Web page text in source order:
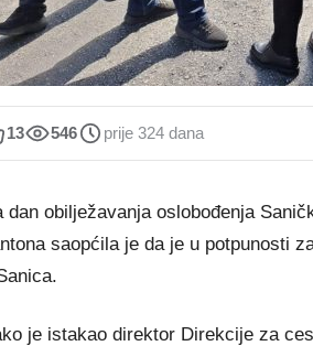
13 546 prije 324 dana
dan obilježavanja oslobođenja
saopćila je da je u potpunosti
je istakao direktor Direkcije za